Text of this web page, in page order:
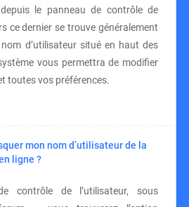
le panneau de contrôle de
ce dernier se trouve généralement
d’utilisateur situé en haut des
vous permettra de modifier
toutes vos préférences.
mon nom d’utilisateur de la
ligne ?
contrôle de l’utilisateur, sous